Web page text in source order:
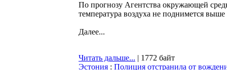
По прогнозу Агентства окружающей
температура воздуха не поднимется
Далее...
Читать дальше... | 1772 байт
Эстония : Полиция отстранила от